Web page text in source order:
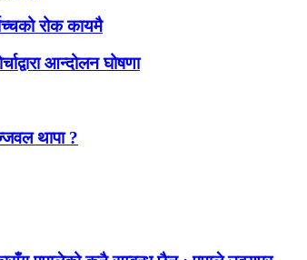
रोक कायमै
आन्दोलन घोषणा
थापा ?